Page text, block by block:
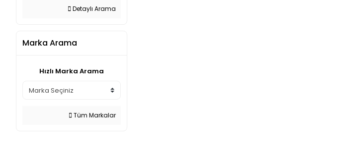
Detaylı Arama
Marka Arama
Hızlı Marka Arama
Tüm Markalar